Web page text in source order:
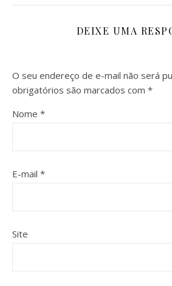
DEIXE UMA
O seu endereço de e-mail não será
obrigatórios são marcados com *
Nome *
E-mail *
Site